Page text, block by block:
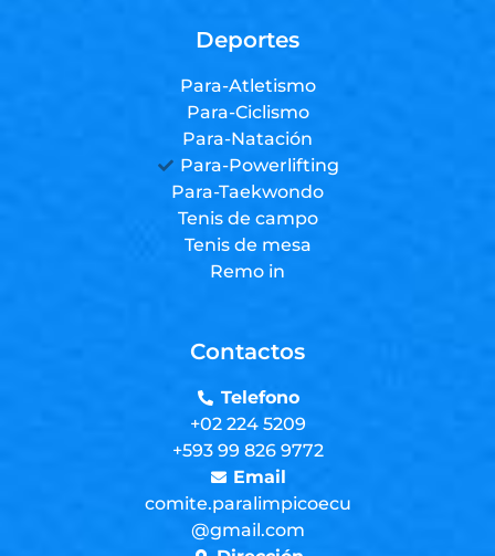
Deportes
Para-Atletismo
Para-Ciclismo
Para-Natación
Para-Powerlifting
Para-Taekwondo
Tenis de campo
Tenis de mesa
Remo in
Contactos
Telefono
+02 224 5209
+593 99 826 9772
Email
comite.paralimpicoecu
@gmail.com